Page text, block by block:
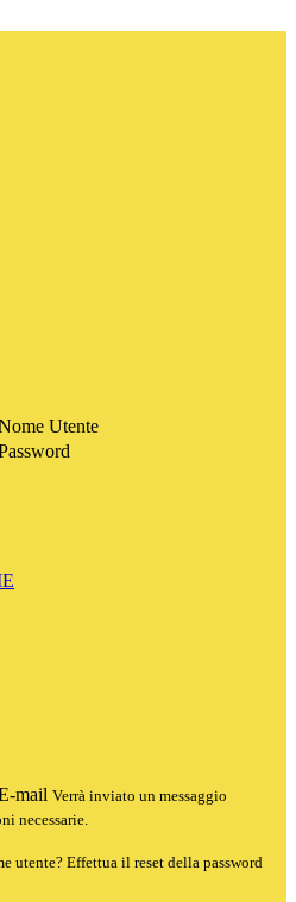
Utente
mail Verrà inviato un messaggio
necessarie.
utente? Effettua il reset della password